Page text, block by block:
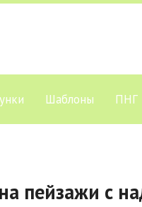
Шаблоны ПНГ
пейзажи с